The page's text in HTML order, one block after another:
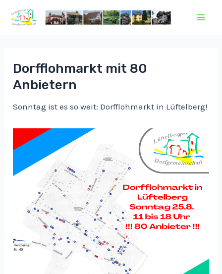
Inhalt
Dorfflohmarkt mit 80
Anbietern
Sonntag ist es so weit: Dorfflohmarkt in Lüftelberg!